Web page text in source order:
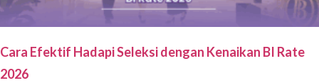
Cara Efektif Hadapi Seleksi dengan Kenaikan BI Rate
2026